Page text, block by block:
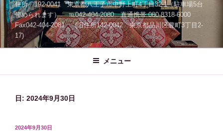
キ
ッ
プ
住所 192-0041 東京都八王子市中野上町4丁目32-1（駐車場5台
停められます） ℡042-404-2080 直通携帯 080-8318-6000
Fax042-404-2081 (旧住所142-0042 東京都品川区豊町3丁目2-
17)
メニュー
日: 2024年9月30日
投
2024年9月30日